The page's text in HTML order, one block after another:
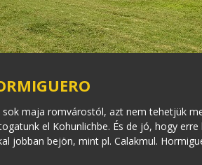
maja romvárostól, azt nem tehetjük
el Kohunlichbe. És de jó, hogy erre
jobban bejön, mint pl. Calakmul.